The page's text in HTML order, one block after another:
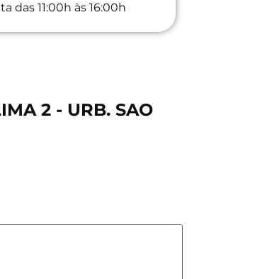
das 11:00h às 16:00h
2 - URB. SAO